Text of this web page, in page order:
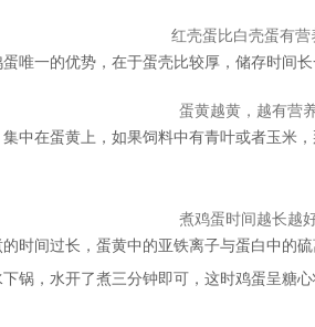
红壳蛋比白壳蛋有营
唯一的优势，在于蛋壳比较厚，储存时间
蛋黄越黄，越有营
中在蛋黄上，如果饲料中有青叶或者玉米
煮鸡蛋时间越长越
时间过长，蛋黄中的亚铁离子与蛋白中的
锅，水开了煮三分钟即可，这时鸡蛋呈糖